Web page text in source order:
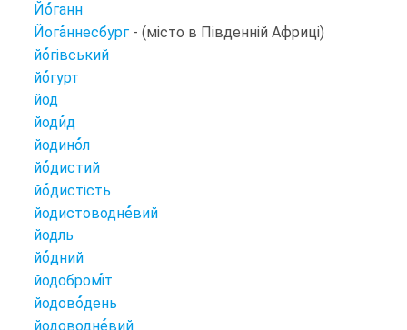
Йоганн
Йоганнесбург - (місто в Південній Африці)
йогівський
йогурт
йод
йодид
йодинол
йодистий
йодистість
йодистоводневий
йодль
йодний
йодоброміт
йодоводень
йодоводневий